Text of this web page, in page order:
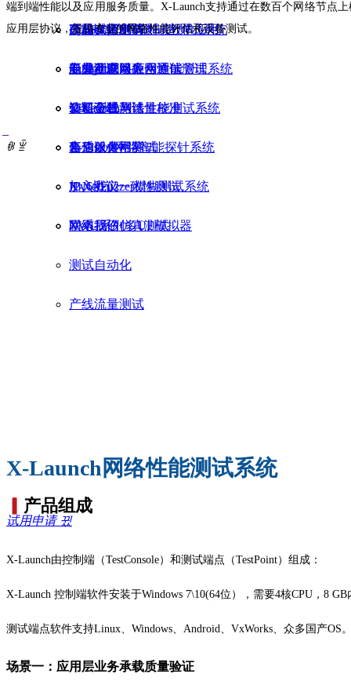
HunterATE智能制造测试系统
xnSight网络应用性能管理系统
X-Launch网络性能测试系统
X-Vision网络智能探针系统
X-NetFuzzer模糊测试系统
XWU系列多UE模拟器
（TSN）测试
卫星互联网融合通信测试
5/6G全栈测试
高速以太网测试
IPv6协议一致性测试
网络损伤仿真测试
测试自动化
产线流量测试
高校实验室与测试教学应用
电力行业以太网测试
认证测试与计量校准
产品试用申请
专业测试服务
资料下载
售后服务
公司介绍
新闻动态
公司公告
合作伙伴招募
加入我们
联系我们
端到端性能以及应用服务质量。X-Launch支持通过在数百个网络节点
应用层协议，提供专业的网络性能评估和设备测试。
ꁆ ꁇ
X-Launch网络性能测试系统
产品组成
试用申请 뀠
X-Launch由控制端（TestConsole）和测试端点（TestPoint）组成：
X-Launch 控制端软件安装于Windows 7\10(64位），需要4核CPU ， 8 GB
测试端点软件支持Linux、 Windows、 Android、 VxWorks、众多国产OS
场景一：应用层业务承载质量验证